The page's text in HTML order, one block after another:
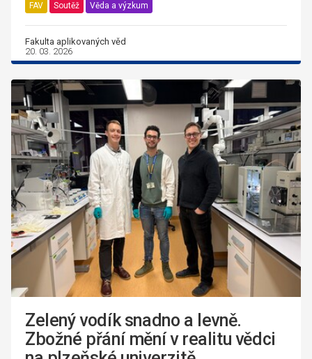
FAV Soutěž Věda a výzkum
Fakulta aplikovaných věd
20. 03. 2026
Zelený vodík snadno a levně.
Zbožné přání mění v realitu vědci